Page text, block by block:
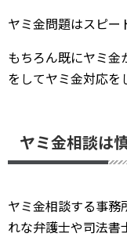
ヤミ金問題はスピー
もちろん既にヤミ
をしてヤミ金対応を
ヤミ金相談は
ヤミ金相談する事務
れな弁護士や司法書